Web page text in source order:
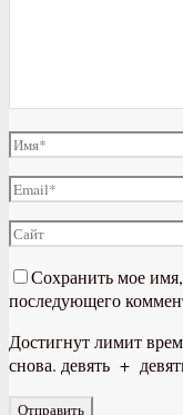
Сохранить мое
последующего
Достигнут лимит
снова. девять +